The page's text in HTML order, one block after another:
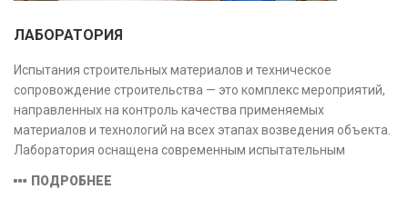
ЛАБОРАТОРИЯ
Испытания строительных материалов и техническое
сопровождение строительства — это комплекс мероприятий,
направленных на контроль качества применяемых
материалов и технологий на всех этапах возведения объекта.
Лаборатория оснащена современным испытательным
соответствующими заявленной области аккредитации.
ПОДРОБНЕЕ